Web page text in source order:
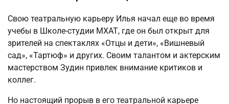
Свою театральную карьеру Илья начал еще во время
учебы в Школе-студии МХАТ, где он был открыт для
зрителей на спектаклях «Отцы и дети», «Вишневый
сад», «Тартюф» и других. Своим талантом и актерским
мастерством Зудин привлек внимание критиков и
коллег.
Но настоящий прорыв в его театральной карьере